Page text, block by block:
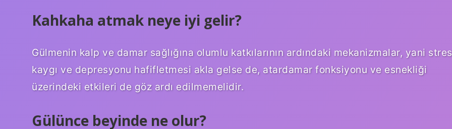
Kahkaha atmak neye iyi gelir?
Gülmenin kalp ve damar sağlığına olumlu katkılarının ardındaki mekanizmalar, yani
kaygı ve depresyonu hafifletmesi akla gelse de, atardamar fonksiyonu ve esnekliği
üzerindeki etkileri de göz ardı edilmemelidir.
Gülünce beyinde ne olur?